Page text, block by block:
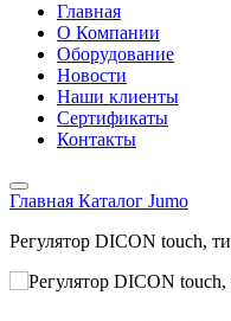
Главная
О Компании
Оборудование
Новости
Наши клиенты
Сертификаты
Контакты
Главная Каталог Jumo
Регулятор DICON touch,